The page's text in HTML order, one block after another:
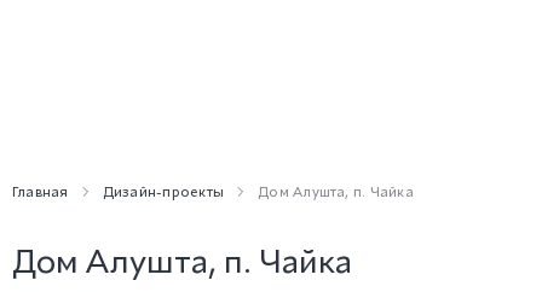
Главная Дизайн-проекты Дом Алушта, п. Чайка
Дом Алушта, п. Чайка